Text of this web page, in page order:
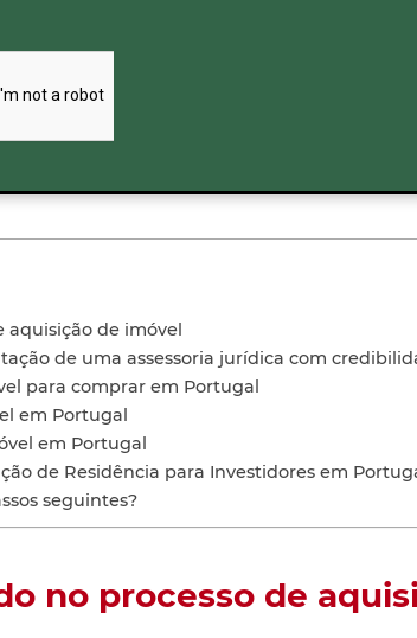
aquisição de imóvel
de uma assessoria jurídica com
para comprar em Portugal
em Portugal
em Portugal
de Residência para Investidores em
seguintes?
no processo de